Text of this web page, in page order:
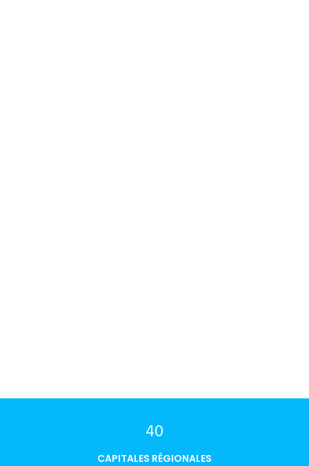
40
CAPITALES RÉGIONALES